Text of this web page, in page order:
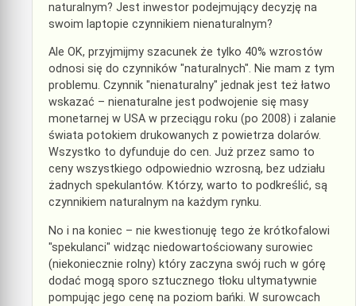
naturalnym? Jest inwestor podejmujący decyzję na
swoim laptopie czynnikiem nienaturalnym?
Ale OK, przyjmijmy szacunek że tylko 40% wzrostów
odnosi się do czynników "naturalnych". Nie mam z tym
problemu. Czynnik "nienaturalny" jednak jest też łatwo
wskazać – nienaturalne jest podwojenie się masy
monetarnej w USA w przeciągu roku (po 2008) i zalanie
świata potokiem drukowanych z powietrza dolarów.
Wszystko to dyfunduje do cen. Już przez samo to
ceny wszystkiego odpowiednio wzrosną, bez udziału
żadnych spekulantów. Którzy, warto to podkreślić, są
czynnikiem naturalnym na każdym rynku.
No i na koniec – nie kwestionuję tego że krótkofalowi
"spekulanci" widząc niedowartościowany surowiec
(niekoniecznie rolny) który zaczyna swój ruch w górę
dodać mogą sporo sztucznego tłoku ultymatywnie
pompując jego cenę na poziom bańki. W surowcach